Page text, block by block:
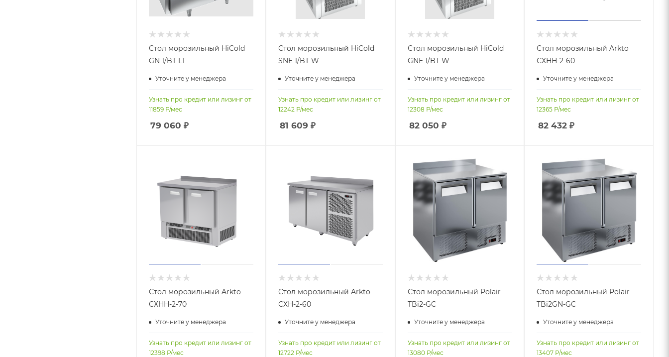
Стол морозильный HiCold
GN 1/BT LT
Уточните у менеджера
Узнать про кредит или лизинг от
11859 Р/мес
79 060 ₽
Стол морозильный HiCold
SNE 1/BT W
Уточните у менеджера
Узнать про кредит или лизинг от
12242 Р/мес
81 609 ₽
Стол морозильный HiCold
GNE 1/BT W
Уточните у менеджера
Узнать про кредит или лизинг от
12308 Р/мес
82 050 ₽
Стол морозильный Arkto
СХНН-2-60
Уточните у менеджера
Узнать про кредит или лизинг от
12365 Р/мес
82 432 ₽
Стол морозильный Arkto
СХНН-2-70
Уточните у менеджера
Узнать про кредит или лизинг от
12398 Р/мес
Стол морозильный Arkto
СХН-2-60
Уточните у менеджера
Узнать про кредит или лизинг от
12722 Р/мес
Стол морозильный Polair
TBi2-GC
Уточните у менеджера
Узнать про кредит или лизинг от
13080Р/мес
Стол морозильный Polair
TBi2GN-GC
Уточните у менеджера
Узнать про кредит или лизинг от
13407 Р/мес